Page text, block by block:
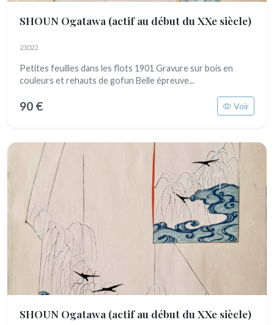
SHOUN Ogatawa (actif au début du XXe siècle)
23022
Petites feuilles dans les flots 1901 Gravure sur bois en
couleurs et rehauts de gofun Belle épreuve...
90 € Voir
SHOUN Ogatawa (actif au début du XXe siècle)